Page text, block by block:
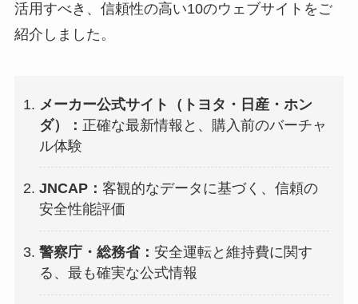
活用すべき、信頼性の高い10のウェブサイトをご
紹介しました。
メーカー公式サイト（トヨタ・日産・ホン
ダ）： 正確な最新情報と、購入前のバーチャ
ル体験
JNCAP：客観的なデータに基づく、信頼の
安全性能評価
警察庁・総務省：安全運転と維持費に関す
る、最も確実な公式情報